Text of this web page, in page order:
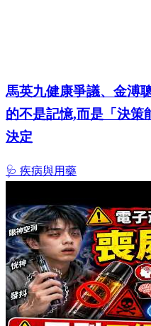
馬英九健康爭議、金溥
的不是記憶,而是「決策
決定
🩺 疾病與用藥